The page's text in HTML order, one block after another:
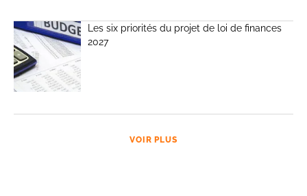
Les six priorités du projet de loi de finances
2027
VOIR PLUS